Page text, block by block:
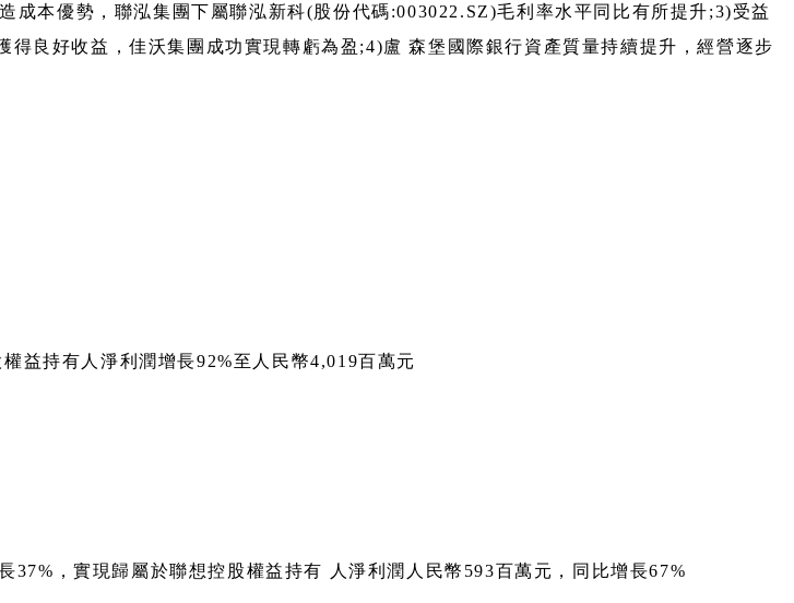
本優勢，聯泓集團下屬聯泓新科(股份代碼:003022.SZ)毛利率水平同比有所提升;3)受益
良好收益，佳沃集團成功實現轉虧為盈;4)盧 森堡國際銀行資產質量持續提升，經營逐步
益持有人淨利潤增長92%至人民幣4,019百萬元
，實現歸屬於聯想控股權益持有 人淨利潤人民幣593百萬元，同比增長67%